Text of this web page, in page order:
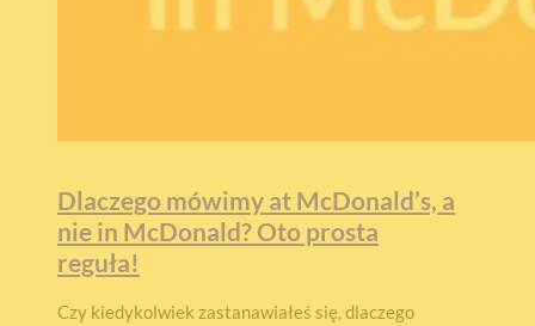
Dlaczego mówimy at McDonald’s, a
nie in McDonald? Oto prosta
reguła!
Czy kiedykolwiek zastanawiałeś się, dlaczego